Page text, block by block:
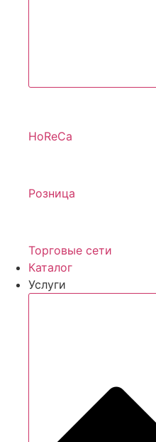
HoReCa
Розница
Торговые сети
Каталог
Услуги